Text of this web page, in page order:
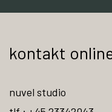
kontakt
nuvel studio